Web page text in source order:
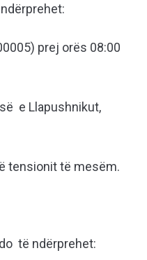
prej orës 08:00
e Llapushnikut,
tensionit të mesëm.
të ndërprehet: